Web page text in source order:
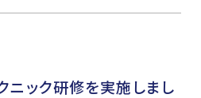
ニック研修を実施しまし